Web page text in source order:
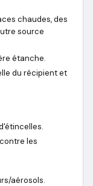
chaudes, des
source
étanche.
du récipient et
les
aérosols.